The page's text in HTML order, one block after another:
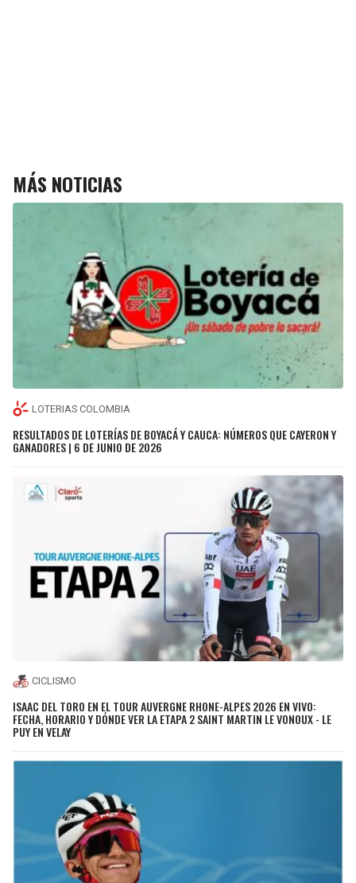
MÁS NOTICIAS
LOTERIAS COLOMBIA
RESULTADOS DE LOTERÍAS DE BOYACÁ Y CAUCA: NÚMEROS QUE CAYERON Y
GANADORES | 6 DE JUNIO DE 2026
CICLISMO
ISAAC DEL TORO EN EL TOUR AUVERGNE RHONE-ALPES 2026 EN VIVO:
FECHA, HORARIO Y DÓNDE VER LA ETAPA 2 SAINT MARTIN LE VONOUX - LE
PUY EN VELAY